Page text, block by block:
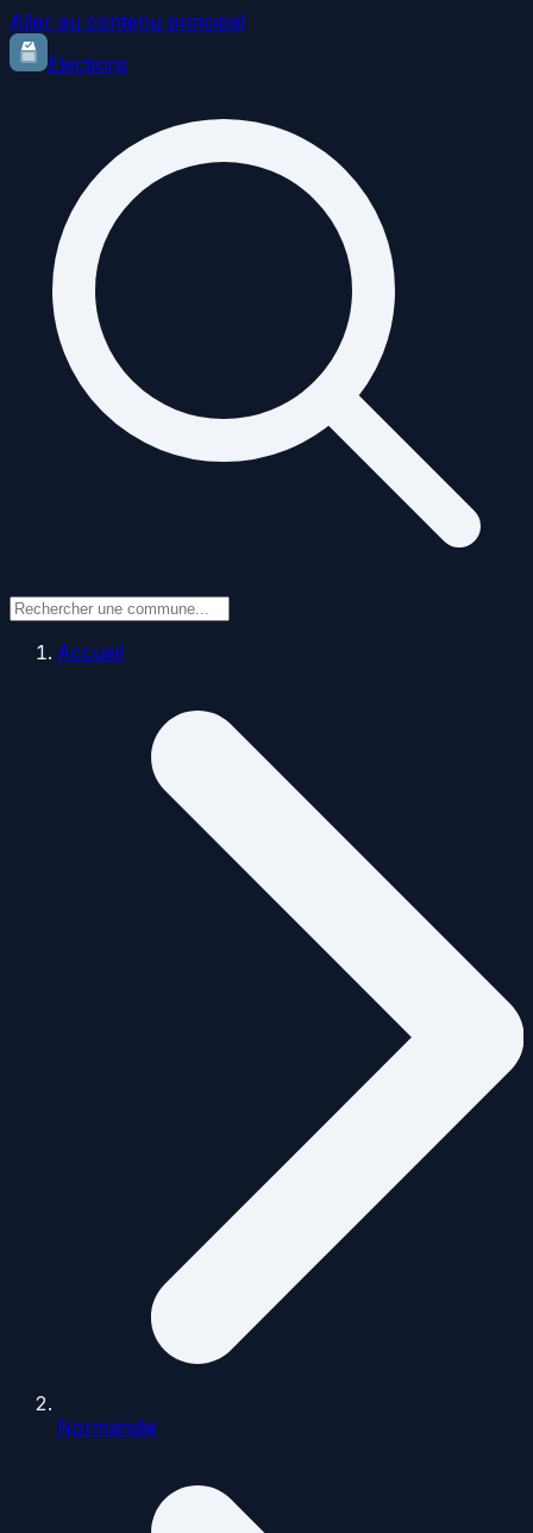
Aller au contenu principal
Elections
Accueil
Normandie